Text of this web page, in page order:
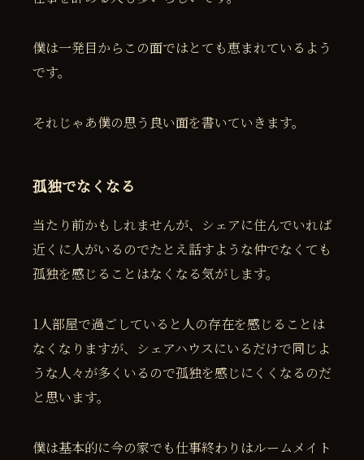
僕は一発目からこの面ではとても恵まれているよう
です。
それじゃあ僕の思う良い面を書いていきます。
孤独でなくなる
当たり前かもしれませんが、シェアに住んでいれば
近くに人がいるのでたとえ話すような仲でなくても
孤独を感じることはなくなる気がします。
1人部屋で過ごしていると人の存在を感じることは
なくなりますが、シェアハウスにいるだけで同じよ
うな人々が多くいるので孤独を感じにくくなるのだ
と思います。
僕は基本的に今の家でも仕事終わりはルームメイト